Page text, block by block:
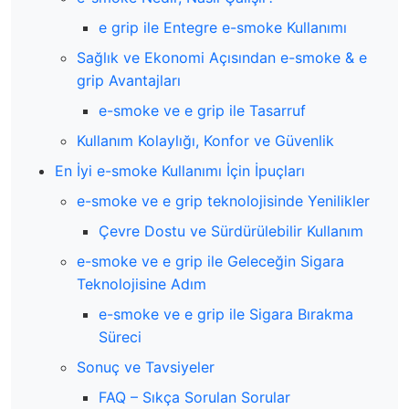
e grip ile Entegre e-smoke Kullanımı
Sağlık ve Ekonomi Açısından e-smoke & e
grip Avantajları
e-smoke ve e grip ile Tasarruf
Kullanım Kolaylığı, Konfor ve Güvenlik
En İyi e-smoke Kullanımı İçin İpuçları
e-smoke ve e grip teknolojisinde Yenilikler
Çevre Dostu ve Sürdürülebilir Kullanım
e-smoke ve e grip ile Geleceğin Sigara
Teknolojisine Adım
e-smoke ve e grip ile Sigara Bırakma
Süreci
Sonuç ve Tavsiyeler
FAQ – Sıkça Sorulan Sorular